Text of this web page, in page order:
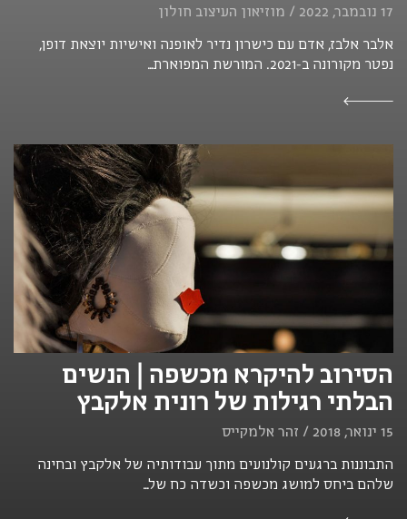
17 נובמבר, 2022 / מוזיאון העיצוב חולון
אלבר אלבז, אדם עם כישרון נדיר לאופנה ואישיות יוצאת דופן,
נפטר מקורונה ב-2021. המורשת המפוארת...
הסירוב להיקרא מכשפה | הנשים
הבלתי רגילות של רונית אלקבץ
15 ינואר, 2018 / זהר אלמקייס
התבוננות ברגעים קולנועים מתוך עבודותיה של אלקבץ ובחינה
שלהם ביחס למושג מכשפה וכשדה כח של...